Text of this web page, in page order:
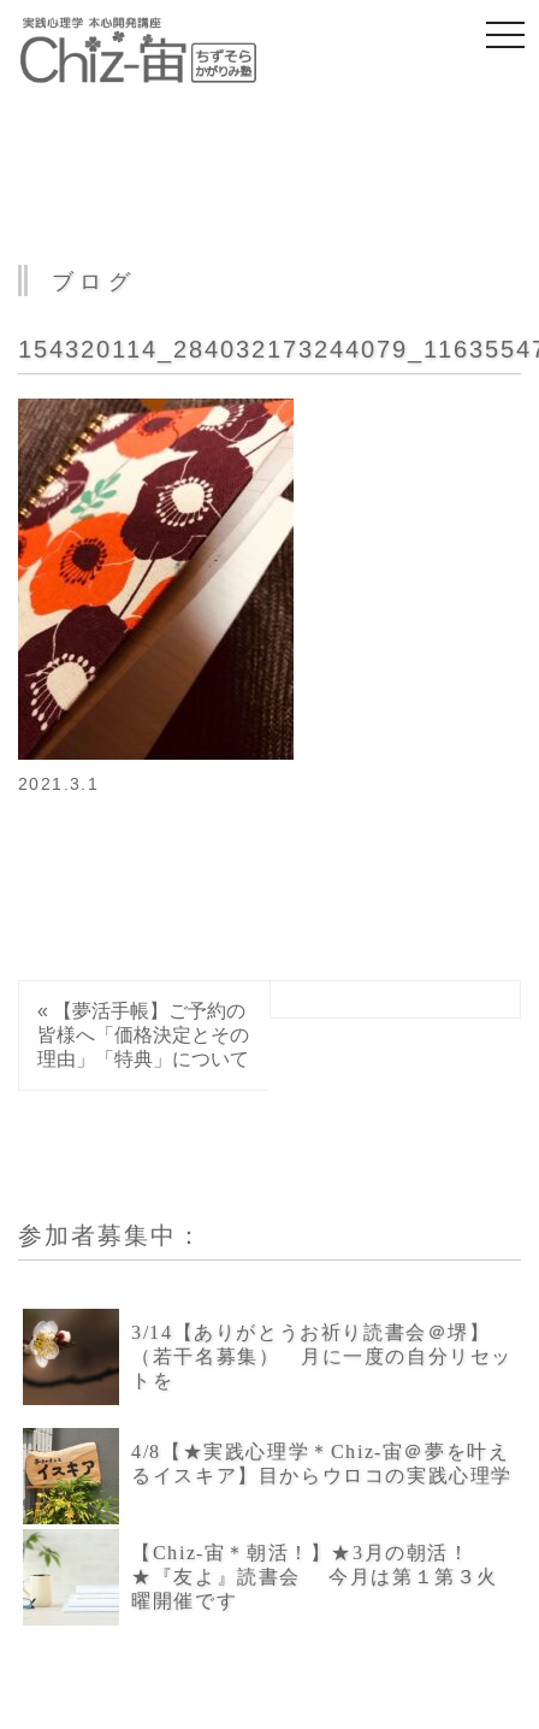
ブログ
2021.3.1
«
【夢活手帳】ご予約の
皆様へ「価格決定とその
理由」「特典」について
参加者募集中：
3/14【ありがとうお祈り読書会＠堺】
（若干名募集） 月に一度の自分リセッ
トを
4/8【★実践心理学＊Chiz-宙＠夢を叶え
るイスキア】目からウロコの実践心理学
【Chiz-宙＊朝活！】★3月の朝活！
★『友よ』読書会 今月は第１第３火
曜開催です